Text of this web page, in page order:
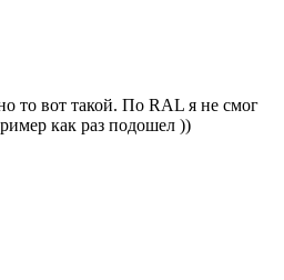
то вот такой. По RAL я не смог
как раз подошел ))